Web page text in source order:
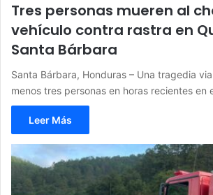
Tres personas mueren al
vehículo contra rastra en
Santa Bárbara
Santa Bárbara, Honduras – Una tragedia
menos tres personas en horas recientes en
Leer Más